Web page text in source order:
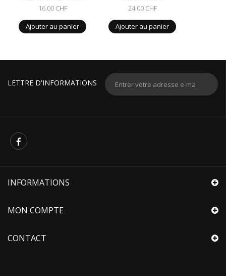
16.00 CHF
Ajouter au panier
24.00 CHF
Ajouter au panier
LETTRE D'INFORMATIONS
INFORMATIONS
MON COMPTE
CONTACT